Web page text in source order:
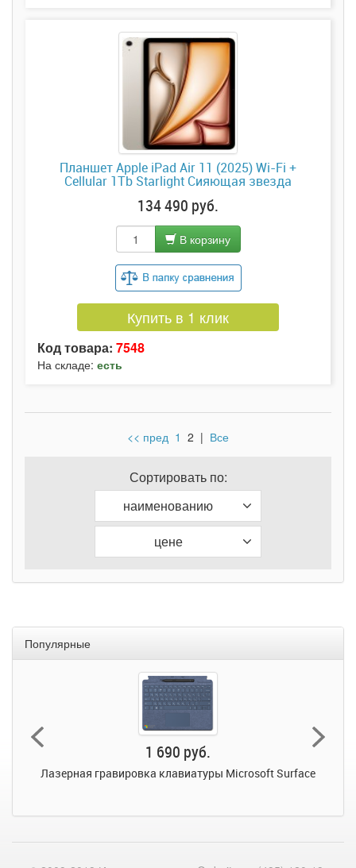
Планшет Apple iPad Air 11 (2025) Wi-Fi +
Cellular 1Tb Starlight Сияющая звезда
134 490 руб.
В корзину
Купить в 1 клик
Код товара: 7548
На складе: есть
<< пред 1 2 | Все
Сортировать по:
наименованию
цене
Популярные
1 690 руб.
Лазерная гравировка клавиатуры Microsoft Surface